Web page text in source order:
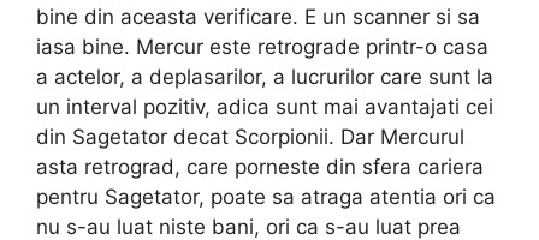
bine din aceasta verificare. E un scanner si sa
iasa bine. Mercur este retrograde printr-o casa
a actelor, a deplasarilor, a lucrurilor care sunt la
un interval pozitiv, adica sunt mai avantajati cei
din Sagetator decat Scorpionii. Dar Mercurul
asta retrograd, care porneste din sfera cariera
pentru Sagetator, poate sa atraga atentia ori ca
nu s-au luat niste bani, ori ca s-au luat prea